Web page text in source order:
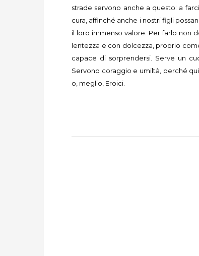
strade servono anche a questo: a
cura, affinché anche i nostri figli
il loro immenso valore. Per farlo non
lentezza e con dolcezza, proprio
capace di sorprendersi. Serve un
Servono coraggio e umiltà, perché
o, meglio, Eroici.